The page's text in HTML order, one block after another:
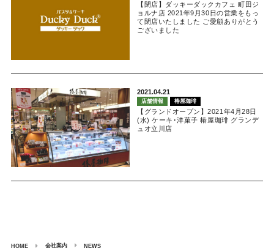
【閉店】ダッキーダックカフェ 町田ジ
ョルナ店 2021年9月30日の営業をもっ
て閉店いたしました ご愛顧ありがとう
ございました
2021.04.21
店舗情報 椿屋珈琲
【グランドオープン】2021年4月28日
(水) ケーキ･洋菓子 椿屋珈琲 グランデ
ュオ立川店
HOME 会社案内 NEWS